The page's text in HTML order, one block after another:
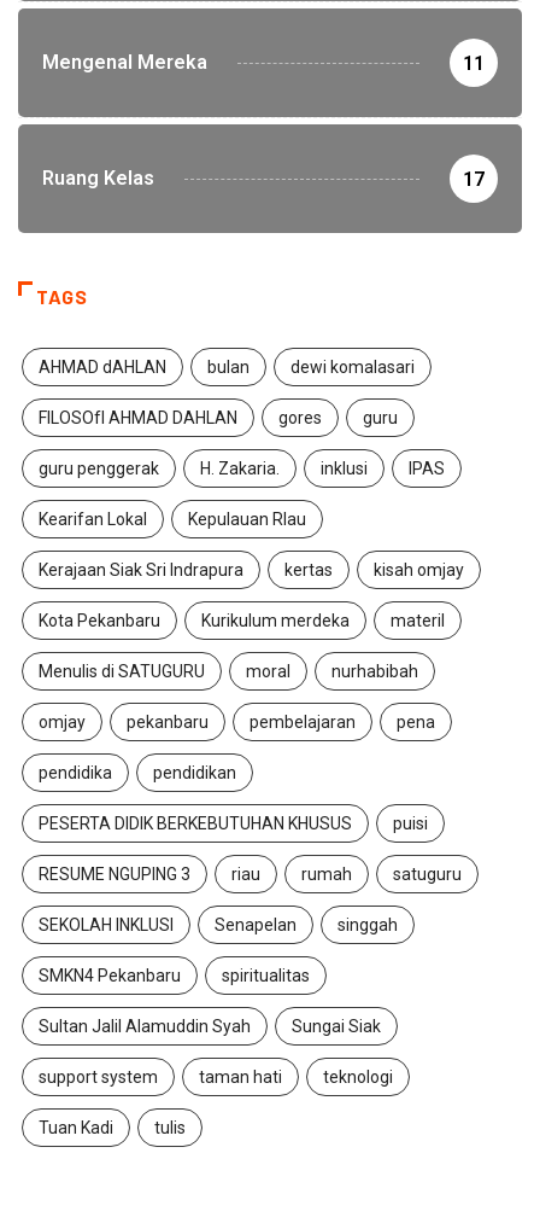
Mengenal Mereka 11
Ruang Kelas 17
TAGS
AHMAD dAHLAN bulan dewi komalasari
FILOSOfI AHMAD DAHLAN gores guru
guru penggerak H. Zakaria. inklusi IPAS
Kearifan Lokal Kepulauan RIau
Kerajaan Siak Sri Indrapura kertas kisah omjay
Kota Pekanbaru Kurikulum merdeka materil
Menulis di SATUGURU moral nurhabibah
omjay pekanbaru pembelajaran pena
pendidika pendidikan
PESERTA DIDIK BERKEBUTUHAN KHUSUS puisi
RESUME NGUPING 3 riau rumah satuguru
SEKOLAH INKLUSI Senapelan singgah
SMKN4 Pekanbaru spiritualitas
Sultan Jalil Alamuddin Syah Sungai Siak
support system taman hati teknologi
Tuan Kadi tulis